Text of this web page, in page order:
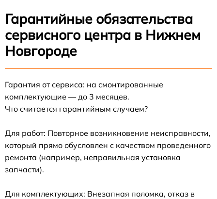
Гарантийные обязательства
сервисного центра в Нижнем
Новгороде
Гарантия от сервиса: на смонтированные
комплектующие — до 3 месяцев.
Что считается гарантийным случаем?
Для работ: Повторное возникновение неисправности,
который прямо обусловлен с качеством проведенного
ремонта (например, неправильная установка
запчасти).
Для комплектующих: Внезапная поломка, отказ в